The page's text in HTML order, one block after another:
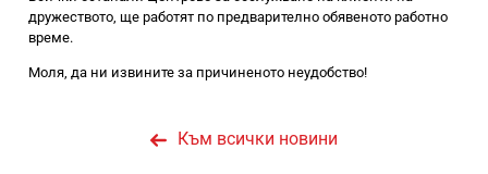
дружеството, ще работят по предварително обявеното работно
време.
Моля, да ни извините за причиненото неудобство!
Към всички новини